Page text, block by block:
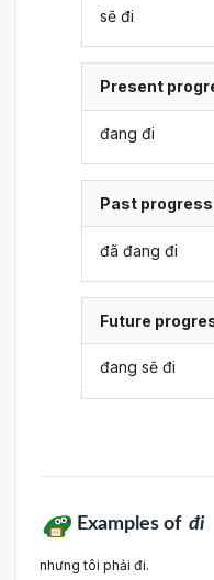
sẽ đi
Present
đang đi
Past
đã đang đi
Future
đang sẽ đi
Examples of đi
nhưng tôi phải đi.